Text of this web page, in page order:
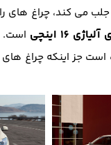
جلب می کند، چراغ های
16 اینچی است.
است جز اینکه چراغ